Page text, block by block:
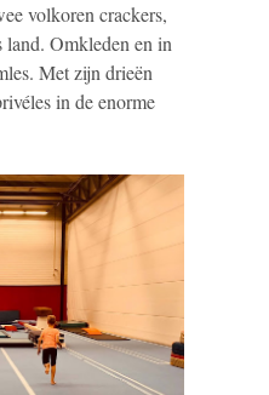
volkoren crackers,
land. Omkleden en in
Met zijn drieën
in de enorme